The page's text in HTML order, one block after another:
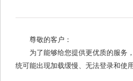
尊敬的客户：
为了能够给您提供更优质的服务，
统可能出现加载缓慢、无法登录和使